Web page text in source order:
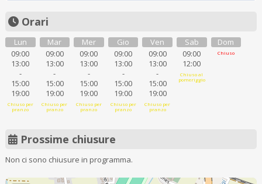
Orari
Lun
09:00
13:00
-
15:00
19:00
Chiuso per
pranzo
Mar
09:00
13:00
-
15:00
19:00
Chiuso per
pranzo
Mer
09:00
13:00
-
15:00
19:00
Chiuso per
pranzo
Gio
09:00
13:00
-
15:00
19:00
Chiuso per
pranzo
Ven
09:00
13:00
-
15:00
19:00
Chiuso per
pranzo
Sab
09:00
12:00
Chiuso al
pomeriggio
Dom
Chiuso
Prossime chiusure
Non ci sono chiusure in programma.